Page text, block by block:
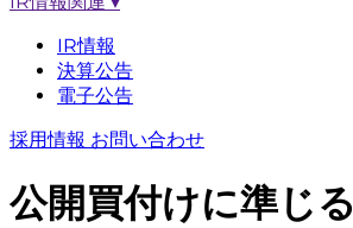
IR情報
決算公告
電子公告
採用情報 お問い合わせ
公開買付けに準じ